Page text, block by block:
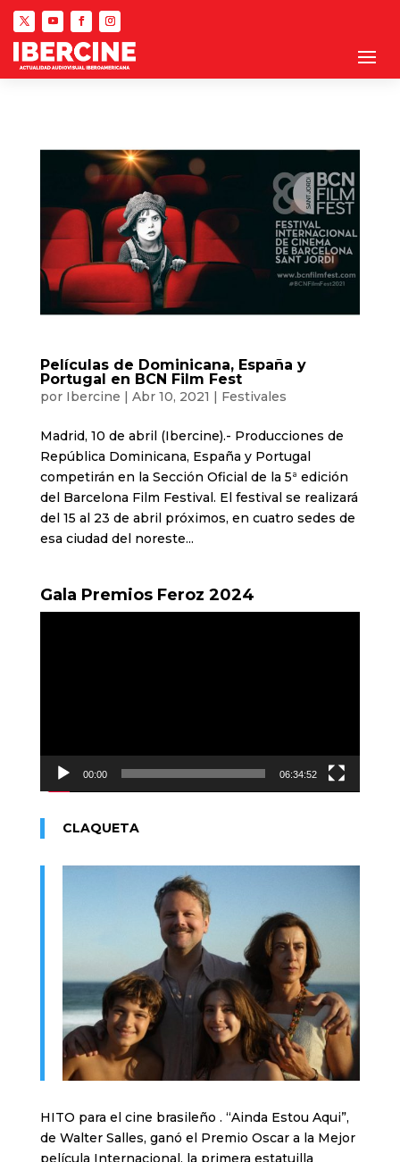
Películas de Dominicana, España y
Portugal en BCN Film Fest
por Ibercine | Abr 10, 2021 | Festivales
Madrid, 10 de abril (Ibercine).- Producciones de
República Dominicana, España y Portugal
competirán en la Sección Oficial de la 5ª edición
del Barcelona Film Festival. El festival se realizará
del 15 al 23 de abril próximos, en cuatro sedes de
esa ciudad del noreste...
Gala Premios Feroz 2024
00:00 06:34:52
CLAQUETA
HITO para el cine brasileño . “Ainda Estou Aqui”,
de Walter Salles, ganó el Premio Oscar a la Mejor